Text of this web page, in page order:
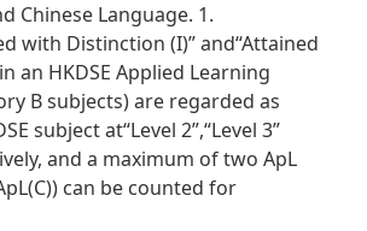
Chinese Language. 1.
with Distinction (I)” and“Attained
an HKDSE Applied Learning
B subjects) are regarded as
subject at“Level 2”,“Level 3”
and a maximum of two ApL
can be counted for